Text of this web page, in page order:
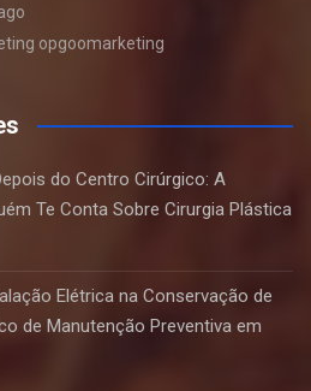
opgoomarketing
do Centro Cirúrgico: A
Te Conta Sobre Cirurgia Plástica
Elétrica na Conservação de
de Manutenção Preventiva em